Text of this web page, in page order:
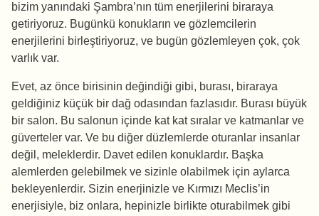
bizim yanındaki Şambra’nın tüm enerjilerini biraraya
getiriyoruz. Bugünkü konukların ve gözlemcilerin
enerjilerini birleştiriyoruz, ve bugün gözlemleyen çok, çok
varlık var.
Evet, az önce birisinin değindiği gibi, burası, biraraya
geldiğiniz küçük bir dağ odasından fazlasıdır. Burası büyük
bir salon. Bu salonun içinde kat kat sıralar ve katmanlar ve
güverteler var. Ve bu diğer düzlemlerde oturanlar insanlar
değil, meleklerdir. Davet edilen konuklardır. Başka
alemlerden gelebilmek ve sizinle olabilmek için aylarca
bekleyenlerdir. Sizin enerjinizle ve Kırmızı Meclis’in
enerjisiyle, biz onlara, hepinizle birlikte oturabilmek gibi